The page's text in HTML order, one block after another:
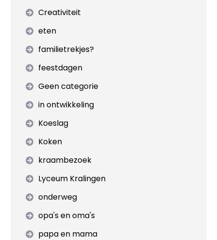
Creativiteit
eten
familietrekjes?
feestdagen
Geen categorie
in ontwikkeling
Koeslag
Koken
kraambezoek
Lyceum Kralingen
onderweg
opa's en oma's
papa en mama